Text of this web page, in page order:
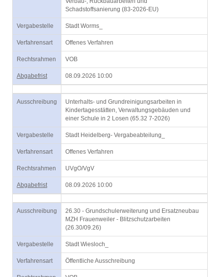
Schadstoffsanierung (83-2026-EU)
Vergabestelle Stadt Worms_
Verfahrensart Offenes Verfahren
Rechtsrahmen VOB
Abgabefrist 08.09.2026 10:00
Ausschreibung
Unterhalts- und Grundreinigungsarbeiten in
Kindertagesstätten, Verwaltungsgebäuden und
einer Schule in 2 Losen (65.32 7-2026)
Vergabestelle Stadt Heidelberg- Vergabeabteilung_
Verfahrensart Offenes Verfahren
Rechtsrahmen UVgO/VgV
Abgabefrist 08.09.2026 10:00
Ausschreibung
26.30 - Grundschulerweiterung und Ersatzneubau
MZH Frauenweiler - Blitzschutzarbeiten
(26.30/09.26)
Vergabestelle Stadt Wiesloch_
Verfahrensart Öffentliche Ausschreibung